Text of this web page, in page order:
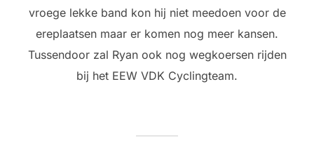
vroege lekke band kon hij niet meedoen voor de
ereplaatsen maar er komen nog meer kansen.
Tussendoor zal Ryan ook nog wegkoersen rijden
bij het EEW VDK Cyclingteam.